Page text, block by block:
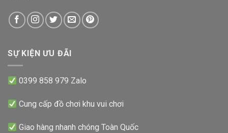
SỰ KIỆN ƯU ĐÃI
0399 858 979 Zalo
Cung cấp đồ chơi khu vui chơi
Giao hàng nhanh chóng Toàn Quốc